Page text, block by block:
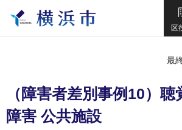
区
最
（障害者差別事例10）
障害 公共施設